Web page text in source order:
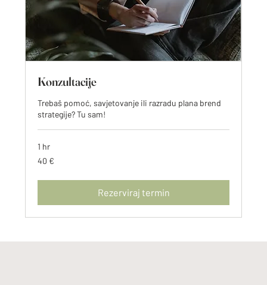
Konzultacije
Trebaš pomoć, savjetovanje ili razradu plana brend
strategije? Tu sam!
1 hr
40
eura
40 €
Rezerviraj termin